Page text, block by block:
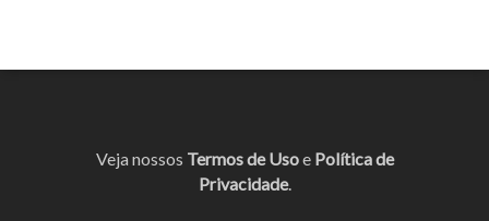
Veja nossos Termos de Usoe Política de
Privacidade.